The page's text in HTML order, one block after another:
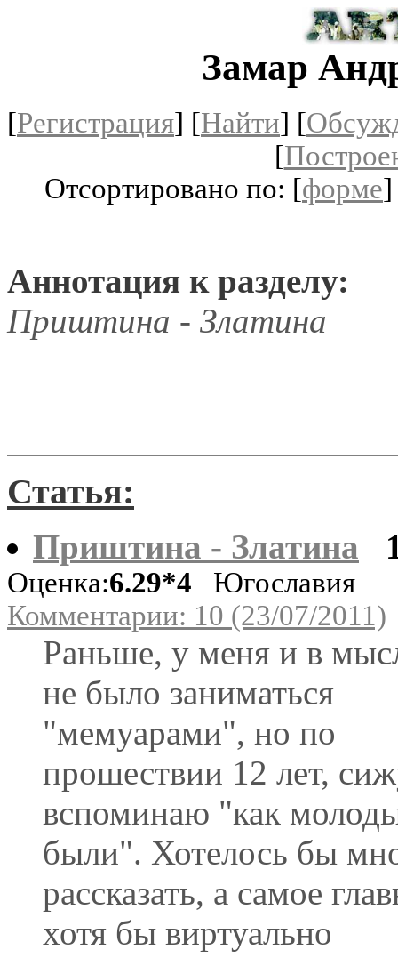
Замар
[Регистрация] [Найти] [
[
Отсортировано по: [форме
Аннотация к разделу:
Приштина - Златина
Статья:
Приштина - Златина
Оценка:6.29*4 Югославия
Комментарии: 10 (23/07/2011)
Раньше, у меня и в
не было заниматься
"мемуарами", но по
прошествии 12 лет,
вспоминаю "как
были". Хотелось бы
рассказать, а самое
хотя бы виртуально